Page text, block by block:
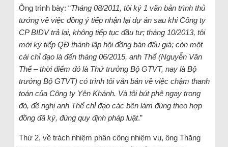
Ông trình bày: “Tháng 08/2011, tôi ký 1 văn bản trình thủ
tướng về việc đồng ý tiếp nhận lại dự án sau khi Công ty
CP BIDV trả lại, không tiếp tục đầu tư; tháng 10/2013, tôi
mới ký tiếp QĐ thành lập hội đồng bán đấu giá; còn một
cái chỉ đạo là đến tháng 06/2015, anh Thể (Nguyễn Văn
Thể – thời điểm đó là Thứ trưởng Bộ GTVT, nay là Bộ
trưởng Bộ GTVT) có trình tôi văn bản về việc chậm thanh
toán của Công ty Yên Khánh. Và tôi bút phê ngay trong
đó, đề nghị anh Thể chỉ đạo các bên làm đúng theo hợp
đồng đã ký, đúng quy định pháp luật.”
Thứ 2, về trách nhiệm phân công nhiệm vụ, ông Thăng